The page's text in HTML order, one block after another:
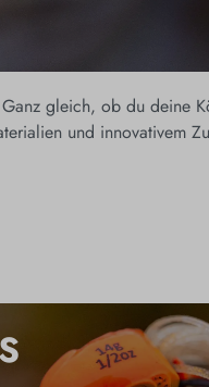
gleich, ob du deine
und innovativem